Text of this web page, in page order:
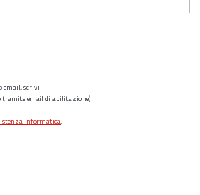
email, scrivi
tramite email di abilitazione)
informatica.